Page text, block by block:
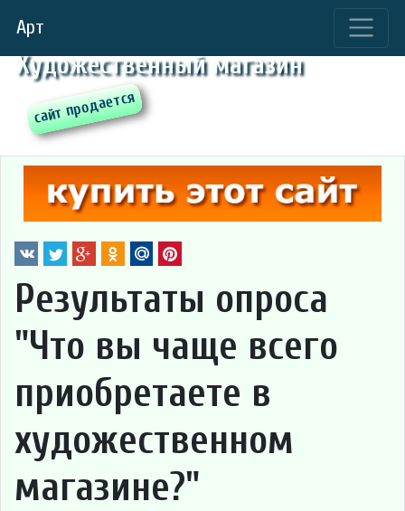
Арт
Художественный магазин
Результаты опроса
"Что вы чаще всего
приобретаете в
художественном
магазине?"